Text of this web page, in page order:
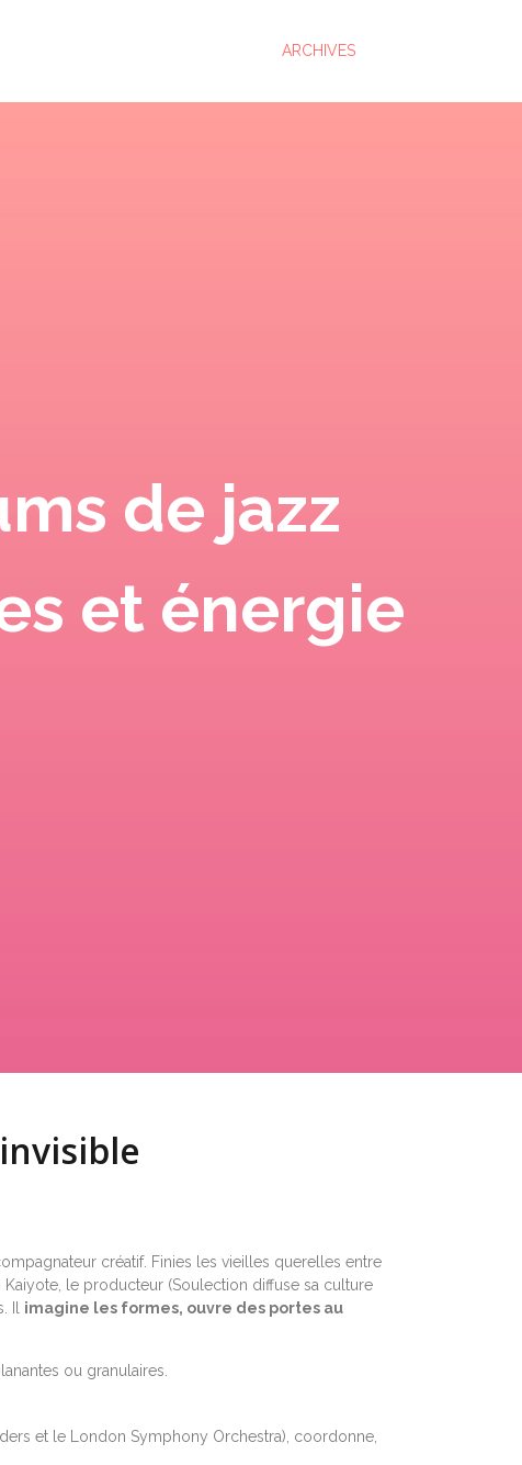
ARCHIVES
de jazz
et énergie
créatif. Finies les vieilles querelles entre
Kaiyote, le producteur (Soulection diffuse sa culture
Il imagine les formes, ouvre des portes au
ou granulaires.
et le London Symphony Orchestra), coordonne,